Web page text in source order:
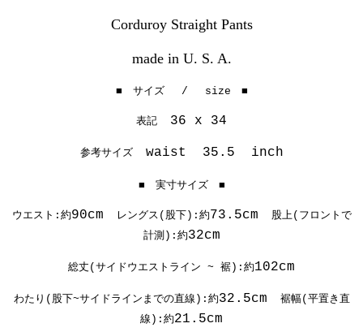
Corduroy Straight Pants
made in U. S. A.
■ サイズ / size ■
表記 36 x 34
参考サイズwaist 35.5 inch
■ 実寸サイズ ■
ウエスト:約90cm レングス(股下):約73.5cm
股上(フロントで
計測):約32cm
総丈(サイドウエストライン ~ 裾):約102cm
わたり(股下~サイドラインまでの直線):約32.5cm
裾幅(平置き直
線):約21.5cm